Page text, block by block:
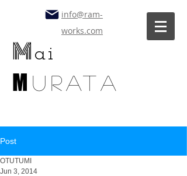
Mai
M uratA
info@ram-
works.com
Post
OTUTUMI
Jun 3, 2014